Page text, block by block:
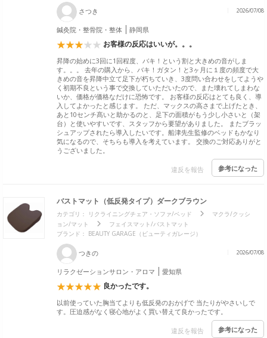
さつき 2026/07/08
鍼灸院・整骨院・整体 静岡県
お客様の反応はいいが。。。
昇降の始めに3回に1回程度、バキ！という割と大きめの音がしま
す。。。 去年の購入から、バキ！ガタン！と3ヶ月に１度の頻度で大
きめの音を昇降中立て足下が朽ちていき、3度問い合わせをしてようや
く初期不良という事で交換していただいたので、また壊れてしまわな
いか、価格が価格なだけに恐怖です。 お客様の反応はとても良く、導
入してよかったと感じます。 ただ、マックスの高さまで上げたとき、
あと10センチ髙いと助かるのと、足下の面積がもう少し小さいと（架
台）と使いやすいです、スタッフから要望がありました。 またブラッ
シュアップされたら導入したいです。船津先生監修のベッドもかなり
気になるので、そちらも導入を考えています。 交換のご対応ありがと
うございました。
違反を報告 参考になった
バストマット（低反発タイプ）ダークブラウン
カテゴリ： リクライニングチェア・ソファ/ベッド
マクラ/クッシ
ョン/マット
フェイスマット/バストマット
ブランド： BEAUTY GARAGE（ビューティガレージ）
つきの 2026/07/08
リラクゼーションサロン・アロマ 愛知県
良かったです。
以前使っていた胸当てよりも低反発のおかげで 当たりがやさいしで
す。圧迫感がなく寝心地がよく買い替えて良かったです。
違反を報告 参考になった